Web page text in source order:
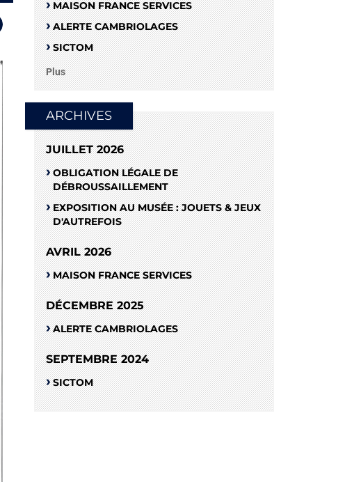
MAISON FRANCE SERVICES
ALERTE CAMBRIOLAGES
SICTOM
Plus
ARCHIVES
JUILLET 2026
OBLIGATION LÉGALE DE
DÉBROUSSAILLEMENT
EXPOSITION AU MUSÉE : JOUETS & JEUX
D'AUTREFOIS
AVRIL 2026
MAISON FRANCE SERVICES
DÉCEMBRE 2025
ALERTE CAMBRIOLAGES
SEPTEMBRE 2024
SICTOM